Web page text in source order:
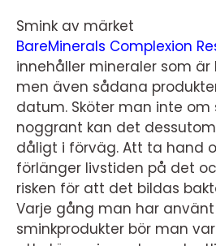
Smink av märket
BareMinerals Complexion
innehåller mineraler som är
men även sådana
datum. Sköter man inte om
noggrant kan det
dåligt i förväg. Att ta hand
förlänger livstiden på det
risken för att det bildas
Varje gång man har
sminkprodukter bör man